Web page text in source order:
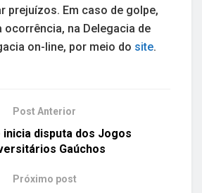
prejuízos. Em caso de golpe,
na Delegacia de
on-line, por meio do site.
Post Anterior
inicia disputa dos Jogos
Gaúchos
Próximo post